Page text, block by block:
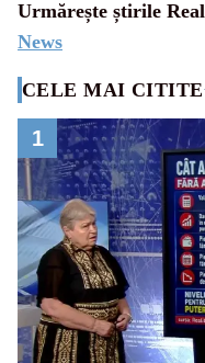
Urmărește știrile
News
CELE MAI CITITE
1